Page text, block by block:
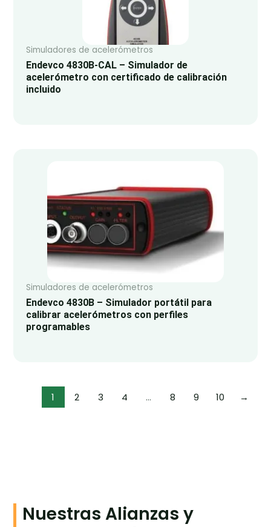
Simuladores de acelerómetros
Endevco 4830B-CAL – Simulador de
acelerómetro con certificado de calibración
incluido
Simuladores de acelerómetros
Endevco 4830B – Simulador portátil para
calibrar acelerómetros con perfiles
programables
1 2 3 4 … 8 9 10 →
Nuestras Alianzas y